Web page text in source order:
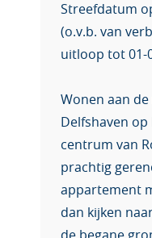
Streefdatum
(o.v.b. van
uitloop tot 01-
Wonen aan
Delfshaven
centrum van
prachtig
appartement
dan kijken